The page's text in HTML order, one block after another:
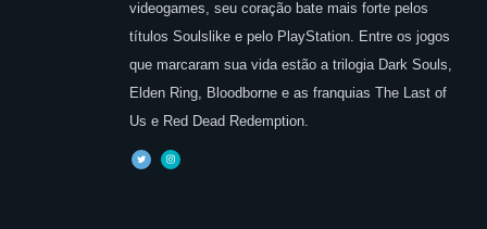
videogames, seu coração bate mais forte pelos
títulos Soulslike e pelo PlayStation. Entre os jogos
que marcaram sua vida estão a trilogia Dark Souls,
Elden Ring, Bloodborne e as franquias The Last of
Us e Red Dead Redemption.